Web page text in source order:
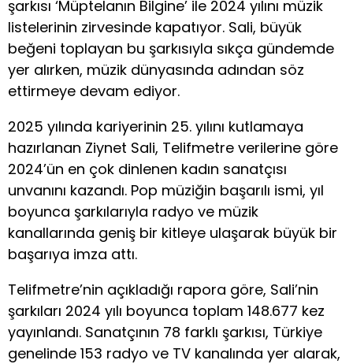
şarkısı ‘Müptelanın Bilgine’ ile 2024 yılını müzik
listelerinin zirvesinde kapatıyor. Sali, büyük
beğeni toplayan bu şarkısıyla sıkça gündemde
yer alırken, müzik dünyasında adından söz
ettirmeye devam ediyor.
2025 yılında kariyerinin 25. yılını kutlamaya
hazırlanan Ziynet Sali, Telifmetre verilerine göre
2024’ün en çok dinlenen kadın sanatçısı
unvanını kazandı. Pop müziğin başarılı ismi, yıl
boyunca şarkılarıyla radyo ve müzik
kanallarında geniş bir kitleye ulaşarak büyük bir
başarıya imza attı.
Telifmetre’nin açıkladığı rapora göre, Sali’nin
şarkıları 2024 yılı boyunca toplam 148.677 kez
yayınlandı. Sanatçının 78 farklı şarkısı, Türkiye
genelinde 153 radyo ve TV kanalında yer alarak,